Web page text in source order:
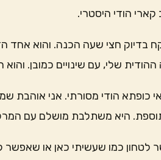
קארי הודי היסטרי.
בדיוק חצי שעה הכנה. והוא אחד
שלי, עם שינויים כמובן. והוא
כופתא הודי מסורתי. אני אוהבת
היא משתלבת מושלם עם
לטחון כמו שעשיתי כאן או